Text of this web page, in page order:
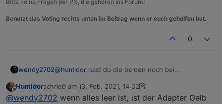
Bitte keine Fragen per PN, die gehören ins Forum!
Benutzt das Voting rechts unten im Beitrag wenn er euch geholfen hat.
0
wendy2702@humidor hast du die beiden noch bei
Thema.
Edit: jetzt am PC. Sehe das die im Holding
eingetragen sind.
Offline
Humidorschrieb am 13. Feb. 2021, 14:32
zuletzt editiert von Humidor
@wendy2702 wenn alles leer ist, ist der Adapter Gelb